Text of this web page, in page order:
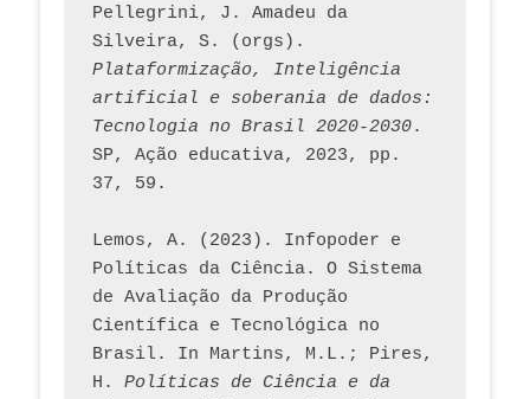
Pellegrini, J. Amadeu da
Plataformização, Inteligência
artificial e soberania de dados:
Tecnologia no Brasil 2020-2030.
SP, Ação educativa, 2023, pp.
37, 59.
Lemos, A. (2023). Infopoder e
Políticas da Ciência. O Sistema
de Avaliação da Produção
Científica e Tecnológica no
Brasil. In Martins, M.L.; Pires,
H. Políticas de Ciência e da